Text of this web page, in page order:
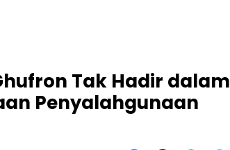
Tak Hadir dalam
Penyalahgunaan